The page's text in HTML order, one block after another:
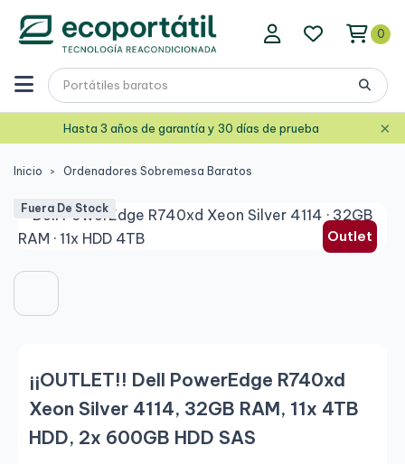
0
Hasta 3 años de garantía y 30 días de prueba ×
Inicio Ordenadores Sobremesa Baratos
Outlet
Fuera De Stock
¡¡OUTLET!! Dell PowerEdge R740xd
Xeon Silver 4114, 32GB RAM, 11x 4TB
HDD, 2x 600GB HDD SAS